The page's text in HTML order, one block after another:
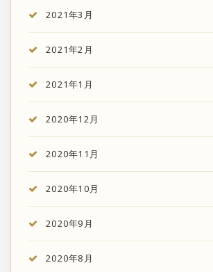
2021年3月
2021年2月
2021年1月
2020年12月
2020年11月
2020年10月
2020年9月
2020年8月